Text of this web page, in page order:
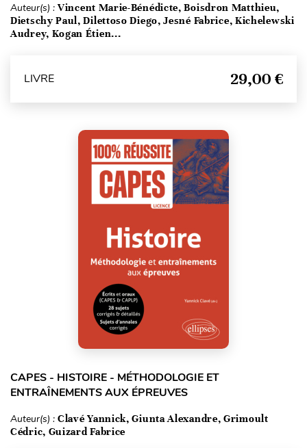
Auteur(s) : Vincent Marie-Bénédicte, Boisdron Matthieu,
Dietschy Paul, Dilettoso Diego, Jesné Fabrice, Kichelewski
Audrey, Kogan Étien...
LIVRE 29,00 €
CAPES - HISTOIRE - MÉTHODOLOGIE ET
ENTRAÎNEMENTS AUX ÉPREUVES
Auteur(s) : Clavé Yannick, Giunta Alexandre, Grimoult
Cédric, Guizard Fabrice